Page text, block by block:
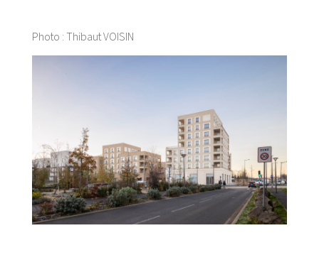
Photo : Thibaut VOISIN